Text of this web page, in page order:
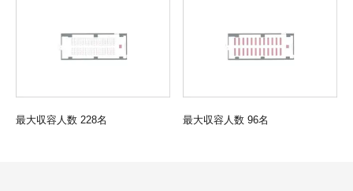
最大収容人数 228名 最大収容人数 96名